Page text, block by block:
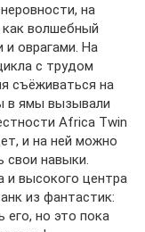
на
волшебный
оврагами. На
с трудом
съёживаться на
в ямы вызывали
Africa Twin
и на ней можно
свои навыки.
и высокого центра
из фантастик:
но это пока